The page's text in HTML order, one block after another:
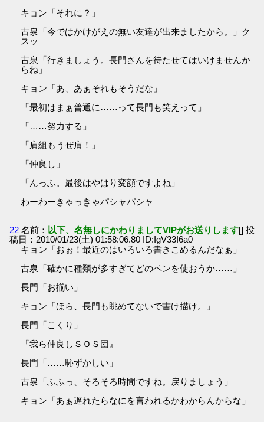
キョン「それに？」
古泉「今ではかけがえの無い友達が出来ましたから。」ク
スッ
古泉「行きましょう。長門さんを待たせてはいけませんか
らね」
キョン「あ、あぁそれもそうだな」
「最初はまぁ普通に……って長門も笑えって」
「……努力する」
「肩組もうぜ肩！」
「仲良し」
「んっふ。最後はやはり変顔ですよね」
わーわーきゃっきゃパシャパシャ
22 名前： 以下、名無しにかわりましてVIPがお送りします[] 投
稿日：2010/01/23(土) 01:58:06.80 ID:IgV33I6a0
キョン「おぉ！最近のはいろいろ書きこめるんだなぁ」
古泉「確かに種類が多すぎてどのペンを使おうか……」
長門「お揃い」
キョン「ほら、長門も眺めてないで書け描け。」
長門「こくり」
『我ら仲良しＳＯＳ団』
長門「……恥ずかしい」
古泉「ふふっ、そろそろ時間ですね。戻りましょう」
キョン「あぁ遅れたらなにを言われるかわからんからな」